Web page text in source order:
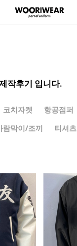
작후기 입니다.
코치자켓 항공점퍼
람막이/조끼 티셔츠